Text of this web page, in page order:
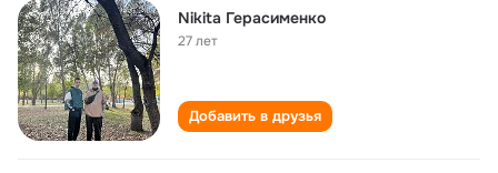
Nikita Герасименко
27 лет
Добавить в друзья